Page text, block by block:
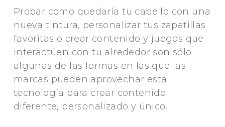
Probar como quedaría tu cabello con una
nueva tintura, personalizar tus zapatillas
favoritas o crear contenido y juegos que
interactúen con tu alrededor son sólo
algunas de las formas en las que las
marcas pueden aprovechar esta
tecnología para crear contenido
diferente, personalizado y único.